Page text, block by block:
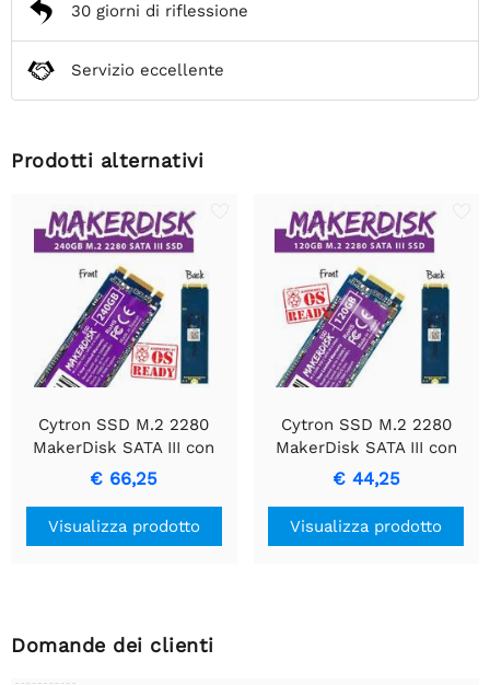
30 giorni di riflessione
Servizio eccellente
Prodotti alternativi
Cytron SSD M.2 2280
MakerDisk SATA III con
sistema operativo RPi -
240 GB
€ 66,25
Visualizza prodotto
Cytron SSD M.2 2280
MakerDisk SATA III con
sistema operativo RPi -
120 GB
€ 44,25
Visualizza prodotto
Domande dei clienti